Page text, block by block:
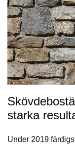
starka
Under 2019